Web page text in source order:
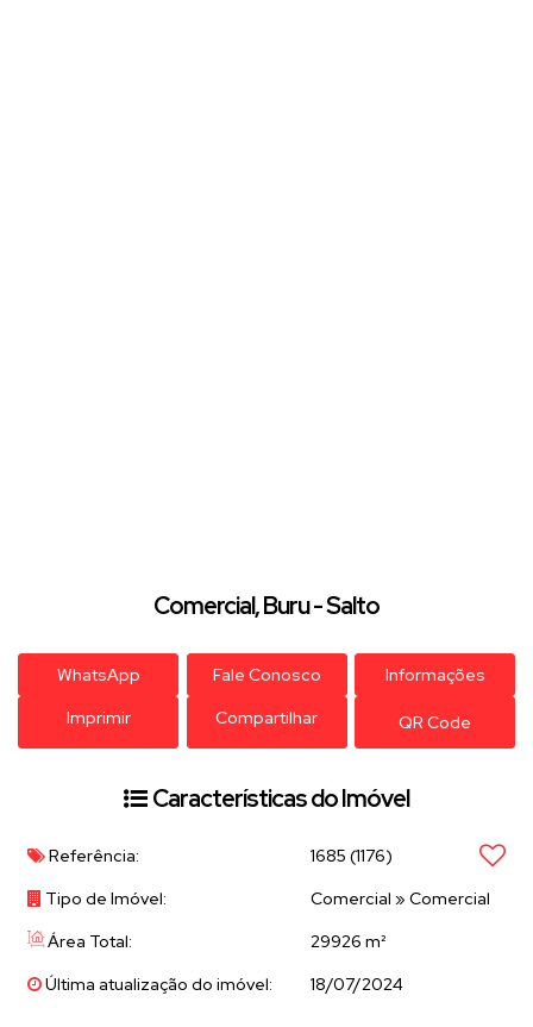
Comercial, Buru - Salto
WhatsApp Fale Conosco
Informações
Imprimir
Compartilhar QR Code
Características do Imóvel
Referência: 1685 (1176)
Tipo de Imóvel:
Comercial » Comercial
Área Total:
29926 m²
Última atualização do imóvel:
18/07/2024